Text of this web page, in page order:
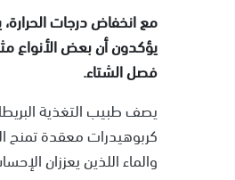
مع انخفاض درجات
يؤكدون أن بعض الأنواع
فصل الشتاء.
يصف طبيب التغذية
كربوهيدرات معقدة تمنح
والماء اللذين يعززان